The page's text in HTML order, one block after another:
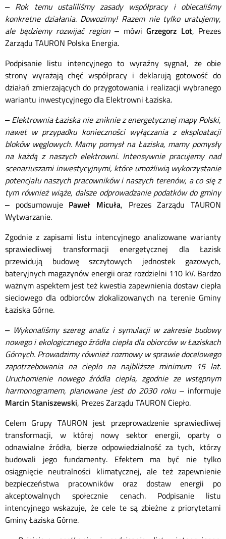
– Rok temu ustaliliśmy zasady współpracy i obiecaliśmy
konkretne działania. Dowozimy! Razem nie tylko uratujemy,
ale będziemy rozwijać region – mówi Grzegorz Lot, Prezes
Zarządu TAURON Polska Energia.
Podpisanie listu intencyjnego to wyraźny sygnał, że obie
strony wyrażają chęć współpracy i deklarują gotowość do
działań zmierzających do przygotowania i realizacji wybranego
wariantu inwestycyjnego dla Elektrowni Łaziska.
– Elektrownia Łaziska nie zniknie z energetycznej mapy Polski,
nawet w przypadku konieczności wyłączania z eksploatacji
bloków węglowych. Mamy pomysł na Łaziska, mamy pomysły
na każdą z naszych elektrowni. Intensywnie pracujemy nad
scenariuszami inwestycyjnymi, które umożliwią wykorzystanie
potencjału naszych pracowników i naszych terenów, a co się z
tym również wiąże, dalsze odprowadzanie podatków do gminy
– podsumowuje Paweł Micuła, Prezes Zarządu TAURON
Wytwarzanie.
Zgodnie z zapisami listu intencyjnego analizowane warianty
sprawiedliwej transformacji energetycznej dla Łazisk
przewidują budowę szczytowych jednostek gazowych,
bateryjnych magazynów energii oraz rozdzielni 110 kV. Bardzo
ważnym aspektem jest też kwestia zapewnienia dostaw ciepła
sieciowego dla odbiorców zlokalizowanych na terenie Gminy
Łaziska Górne.
– Wykonaliśmy szereg analiz i symulacji w zakresie budowy
nowego i ekologicznego źródła ciepła dla obiorców w Łaziskach
Górnych. Prowadzimy również rozmowy w sprawie docelowego
zapotrzebowania na ciepło na najbliższe minimum 15 lat.
Uruchomienie nowego źródła ciepła, zgodnie ze wstępnym
harmonogramem, planowane jest do 2030 roku– informuje
Marcin Staniszewski, Prezes Zarządu TAURON Ciepło.
Celem Grupy TAURON jest przeprowadzenie sprawiedliwej
transformacji, w której nowy sektor energii, oparty o
odnawialne źródła, bierze odpowiedzialność za tych, którzy
budowali jego fundamenty. Efektem ma być nie tylko
osiągnięcie neutralności klimatycznej, ale też zapewnienie
bezpieczeństwa pracowników oraz dostaw energii po
akceptowalnych społecznie cenach. Podpisanie listu
intencyjnego wskazuje, że cele te są zbieżne z priorytetami
Gminy Łaziska Górne.